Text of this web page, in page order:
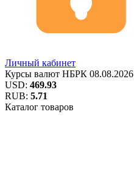
Личный кабинет
Курсы валют НБРК 08.08.2026
USD: 469.93
RUB: 5.71
Каталог товаров